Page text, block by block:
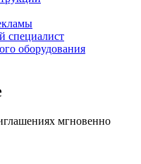
специалист
оборудования
мгновенно